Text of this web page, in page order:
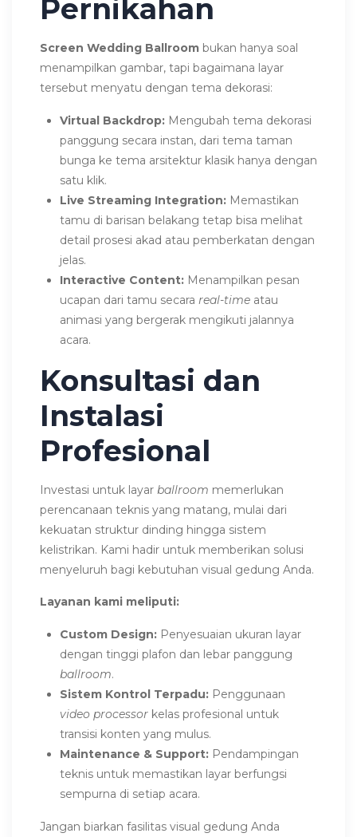
Pernikahan
Screen Wedding Ballroom bukan hanya soal
menampilkan gambar, tapi bagaimana layar
tersebut menyatu dengan tema dekorasi:
Virtual Backdrop: Mengubah tema dekorasi
panggung secara instan, dari tema taman
bunga ke tema arsitektur klasik hanya dengan
satu klik.
Live Streaming Integration: Memastikan
tamu di barisan belakang tetap bisa melihat
detail prosesi akad atau pemberkatan dengan
jelas.
Interactive Content: Menampilkan pesan
ucapan dari tamu secara real-time atau
animasi yang bergerak mengikuti jalannya
acara.
Konsultasi dan
Instalasi
Profesional
Investasi untuk layar ballroom memerlukan
perencanaan teknis yang matang, mulai dari
kekuatan struktur dinding hingga sistem
kelistrikan. Kami hadir untuk memberikan solusi
menyeluruh bagi kebutuhan visual gedung Anda.
Layanan kami meliputi:
Custom Design: Penyesuaian ukuran layar
dengan tinggi plafon dan lebar panggung
ballroom.
Sistem Kontrol Terpadu: Penggunaan
video processor kelas profesional untuk
transisi konten yang mulus.
Maintenance & Support: Pendampingan
teknis untuk memastikan layar berfungsi
sempurna di setiap acara.
Jangan biarkan fasilitas visual gedung Anda